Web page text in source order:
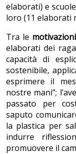
elaborati) e
loro (11 elaborati
Tra le motivazioni
elaborati dei
capacità di
sostenibile,
esprimere il
nostre mani”;
passato per
saputo
la plastica per
indurre
promuovere il